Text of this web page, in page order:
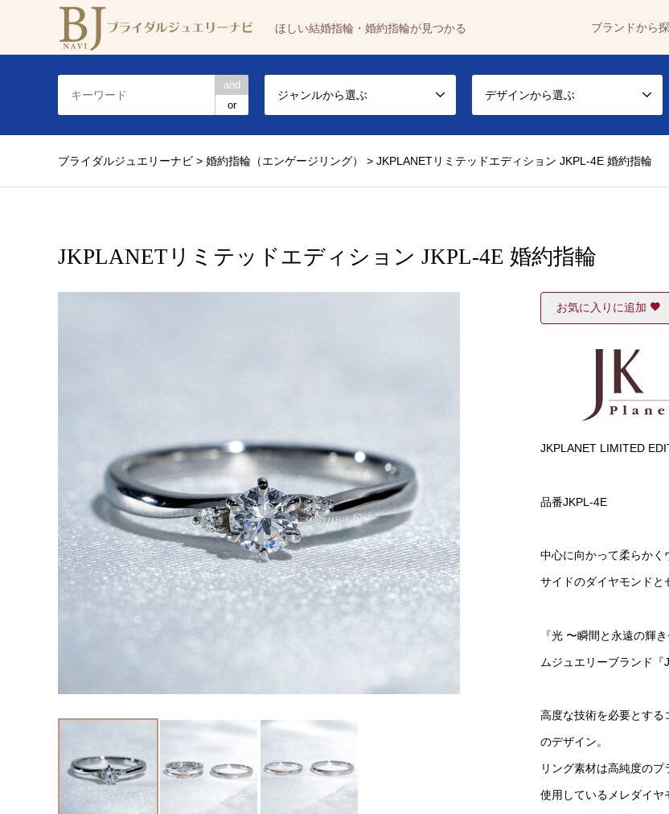
ほしい結婚指輪・婚約指輪が見つかる ブランドから
and
or
ジャンルから選ぶ デザインから選ぶ
ブライダルジュエリーナビ > 婚約指輪（エンゲージリング） > JKPLANETリミテッドエディション JKPL-4E 婚約指輪
JKPLANETリミテッドエディション JKPL-4E 婚約指輪
お気に入りに追加
JKPLANET LIMITED
品番JKPL-4E
中心に向かって柔らかく
サイドのダイヤモンドと
『光 〜瞬間と永遠の輝
ムジュエリーブランド『
高度な技術を必要とする
のデザイン。
リング素材は高純度の
使用しているメレダイヤ